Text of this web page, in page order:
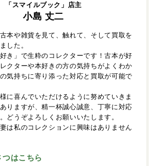
「スマイルブック」店主
小島 丈二
本や雑貨を見て、触れて、そして買取を
した。
き」で生粋のコレクターです！古本が好
クターや本好きの方の気持ちがよくわか
気持ちに寄り添った対応と買取が可能で
に喜んでいただけるように努めていきま
りますが、精一杯誠心誠意、丁寧に対応
どうぞよろしくお願いいたします。
は私のコレクションに興味はありません
つはこちら